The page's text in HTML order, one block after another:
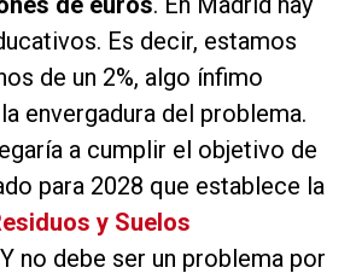
Es decir, estamos
de un 2%, algo ínfimo
envergadura del problema.
a cumplir el objetivo de
para 2028 que establece la
y Suelos
no debe ser un problema por